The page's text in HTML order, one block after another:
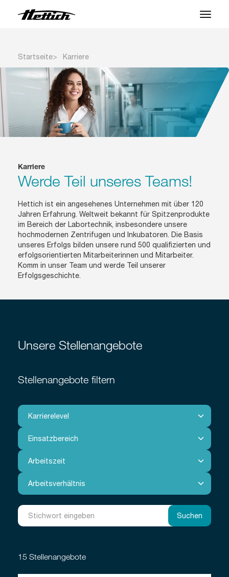
Anwendungen
Support Center
Über uns
Kontakt
News & Events
Downloads
Karriere
Startseite Karriere
Karriere
Werde Teil unseres Teams!
Hettich ist ein angesehenes Unternehmen mit über 120
Jahren Erfahrung. Weltweit bekannt für Spitzenprodukte
im Bereich der Labortechnik, insbesondere unsere
hochmodernen Zentrifugen und Inkubatoren. Die Basis
unseres Erfolgs bilden unsere rund 500 qualifizierten und
erfolgsorientierten Mitarbeiterinnen und Mitarbeiter.
Komm in unser Team und werde Teil unserer
Erfolgsgeschichte.
Unsere Stellenangebote
Stellenangebote filtern
Suchen
15 Stellenangebote